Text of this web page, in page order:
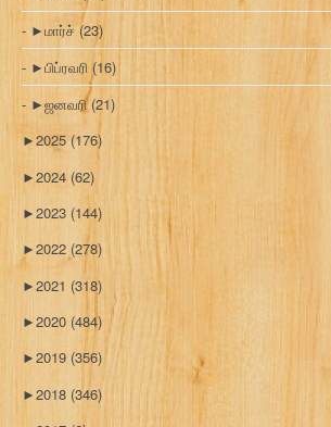
►மார்ச்(23)
►பிப்ரவரி (16)
►ஜனவரி(21)
►2025(176)
►2024 (62)
►2023 (144)
►2022 (278)
►2021 (318)
►2020 (484)
►2019 (356)
►2018 (346)